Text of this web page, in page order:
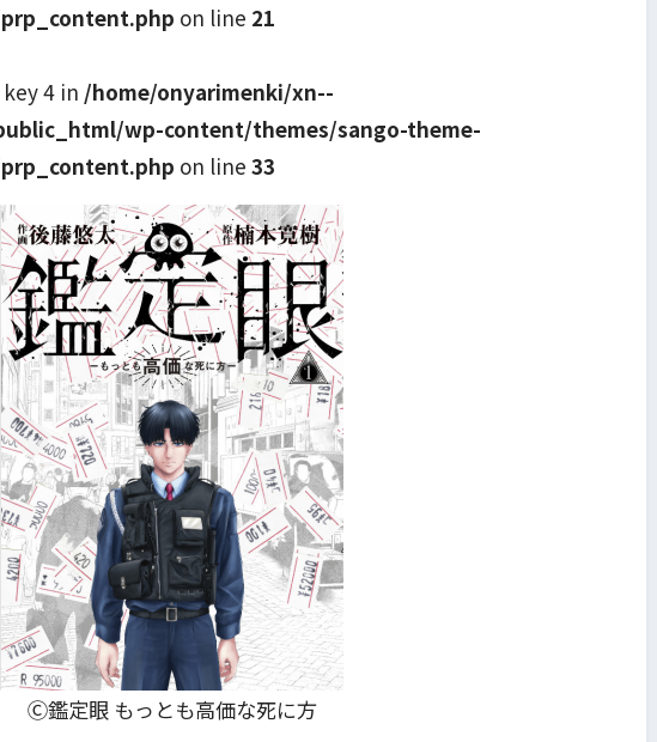
on line 21
4 in /home/onyarimenki/xn--
wp-content/themes/sango-theme-
on line 33
Ⓒ鑑定眼 もっとも高価な死に方